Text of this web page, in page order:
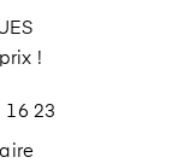
!
16 23